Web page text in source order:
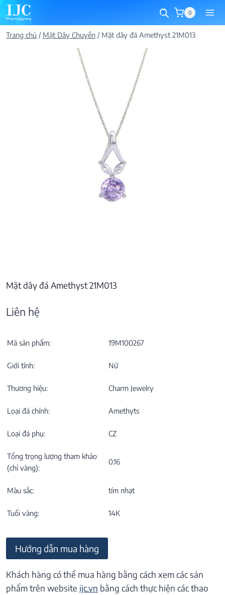
Skip
to
content
0
Trang chủ / Mặt Dây Chuyền / Mặt dây đá Amethyst 21M013
Mặt dây đá Amethyst 21M013
Liên hệ
Mã sản phẩm: 19M100267
Giới tính: Nữ
Thương hiệu: Charm Jewelry
Loại đá chính: Amethyts
Loại đá phụ: CZ
Tổng trọng lượng tham khảo
(chỉ vàng):
0.16
Màu sắc: tím nhạt
Tuổi vàng: 14K
Hướng dẫn mua hàng
Khách hàng có thể mua hàng bằng cách xem các sản
phẩm trên website ijc.vn bằng cách thực hiện các thao